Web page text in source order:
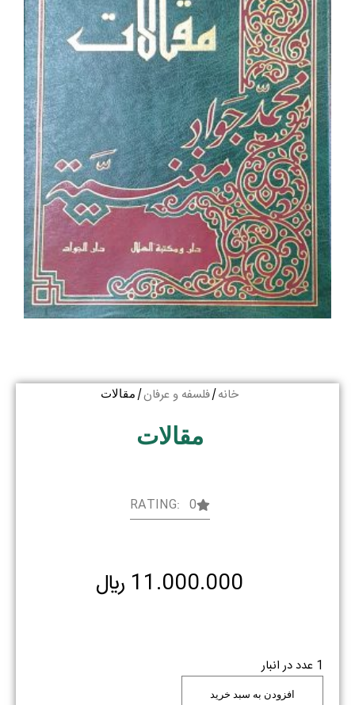
خانه/ فلسفه و عرفان/ مقالات
مقالات
RATING: 0
11.000.000 ﷼
1 عدد در انبار
افزودن به سبد خرید